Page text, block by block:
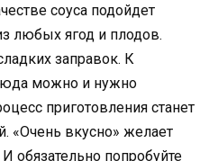
соуса подойдет
любых ягод и плодов.
заправок. К
можно и нужно
приготовления станет
«Очень вкусно» желает
обязательно попробуйте